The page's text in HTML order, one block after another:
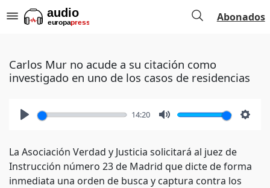
Abonados
Carlos Mur no acude a su citación como
investigado en uno de los casos de residencias
14:20
La Asociación Verdad y Justicia solicitará al juez de
Instrucción número 23 de Madrid que dicte de forma
inmediata una orden de busca y captura contra los